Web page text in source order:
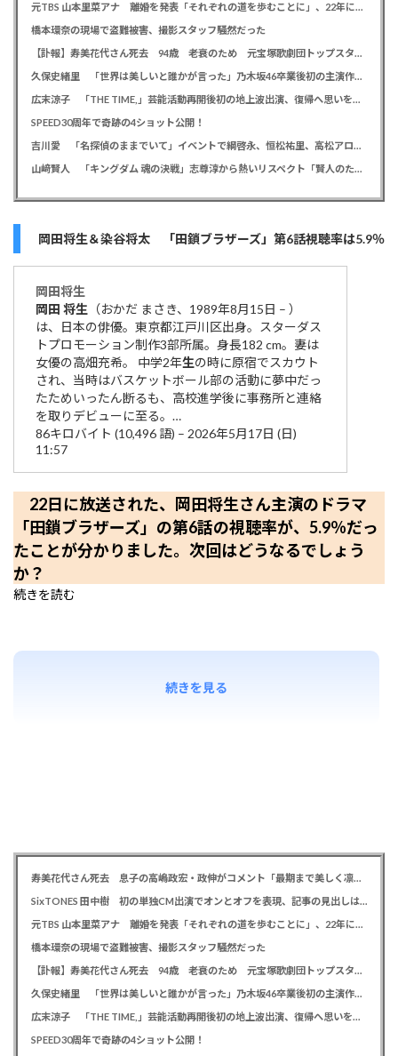
元TBS 山本里菜アナ 離婚を発表「それぞれの道を歩むことに」、22年に一般男性と結婚
橋本環奈の現場で盗難被害、撮影スタッフ騒然だった
【訃報】寿美花代さん死去 94歳 老衰のため 元宝塚歌劇団トップスター、夫は高島忠夫さん、息子は高嶋政宏・政伸
久保史緒里 「世界は美しいと誰かが言った」乃木坂46卒業後初の主演作で母親役に「すごく貴重な経験をさせていただいた」
広末涼子 「THE TIME,」芸能活動再開後初の地上波出演、復帰へ思いを告白「自分の弱い部分だったり…」
SPEED30周年で奇跡の4ショット公開！
吉川愛 「名探偵のままでいて」イベントで綱啓永、恒松祐里、高松アロハと息ピッタリの仲良しトーク
山﨑賢人 「キングダム 魂の決戦」志尊淳から熱いリスペクト「賢人のためだったらみんな頑張る」
岡田将生＆染谷将太 「田鎖ブラザーズ」第6話視聴率は5.9％
岡田将生
岡田 将生 （おかだ まさき、1989年8月15日 – ）
は、日本の俳優。東京都江戸川区出身。スターダス
トプロモーション制作3部所属。身長182 cm。妻は
女優の高畑充希。 中学2年生の時に原宿でスカウト
され、当時はバスケットボール部の活動に夢中だっ
たためいったん断るも、高校進学後に事務所と連絡
を取りデビューに至る。…
86キロバイト (10,496 語) – 2026年5月17日 (日)
11:57
22日に放送された、岡田将生さん主演のドラマ
「田鎖ブラザーズ」の第6話の視聴率が、5.9％だっ
たことが分かりました。次回はどうなるでしょう
か？
続きを読む
続きを見る
寿美花代さん死去 息子の高嶋政宏・政伸がコメント「最期まで美しく凛とした表情」「最期の最期まで大女優」「
SixTONES 田中樹 初の単独CM出演でオンとオフを表現、記事の見出しは「“いい男の休日”にしてください」とアピール
元TBS 山本里菜アナ 離婚を発表「それぞれの道を歩むことに」、22年に一般男性と結婚
橋本環奈の現場で盗難被害、撮影スタッフ騒然だった
【訃報】寿美花代さん死去 94歳 老衰のため 元宝塚歌劇団トップスター、夫は高島忠夫さん、息子は高嶋政宏・政伸
久保史緒里 「世界は美しいと誰かが言った」乃木坂46卒業後初の主演作で母親役に「すごく貴重な経験をさせていただいた」
広末涼子 「THE TIME,」芸能活動再開後初の地上波出演、復帰へ思いを告白「自分の弱い部分だったり…」
SPEED30周年で奇跡の4ショット公開！